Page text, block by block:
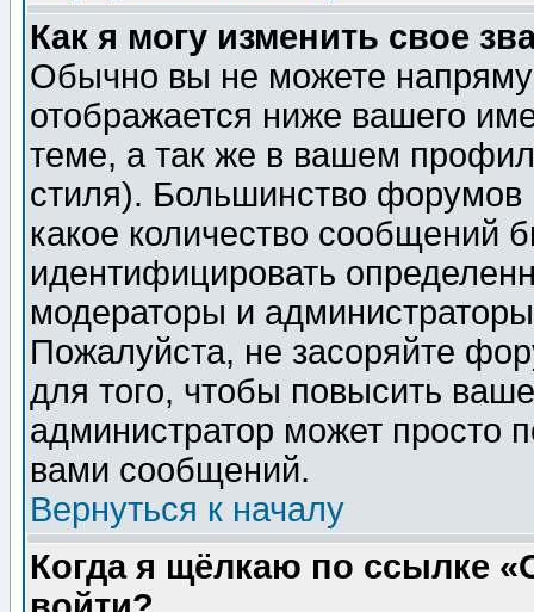
Как я могу изменить свое
Обычно вы не можете
отображается ниже вашего
теме, а так же в вашем
стиля). Большинство форумов
какое количество сообщений
идентифицировать
модераторы и
Пожалуйста, не засоряйте
для того, чтобы повысить
администратор может просто
вами сообщений.
Вернуться к началу
Когда я щёлкаю по ссылке